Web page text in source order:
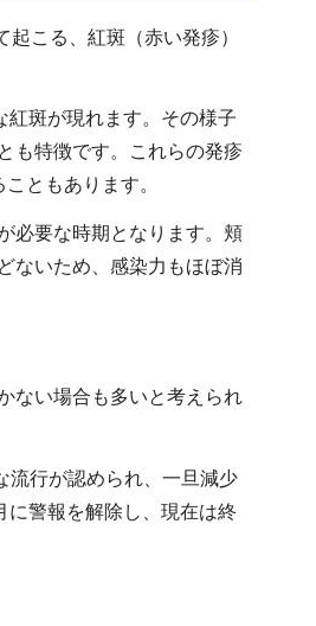
こる、紅斑（赤い発疹）
斑が現れます。その様子
も特徴です。これらの発疹
ともあります。
必要な時期となります。頬
ないため、感染力もほぼ消
ない場合も多いと考えられ
流行が認められ、一旦減少
に警報を解除し、現在は終